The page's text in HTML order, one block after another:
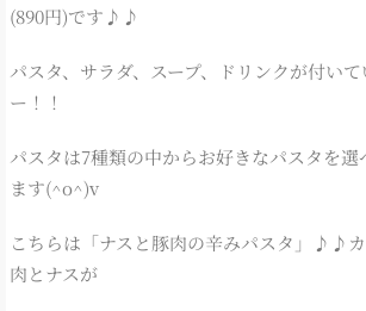
(890円)です♪♪
パスタ、サラダ、スープ、ドリンクが付い
ー！！
パスタは7種類の中からお好きなパスタを
ます(^o^)v
こちらは「ナスと豚肉の辛みパスタ」♪♪
肉とナスが